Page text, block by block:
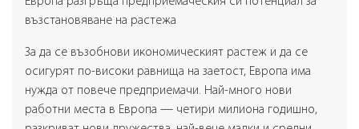
възстановяване на растежа
За да се възобнови икономическият растеж и да се
осигурят по-високи равнища на заетост, Европа има
нужда от повече предприемачи. Най-много нови
работни места в Европа — четири милиона годишно,